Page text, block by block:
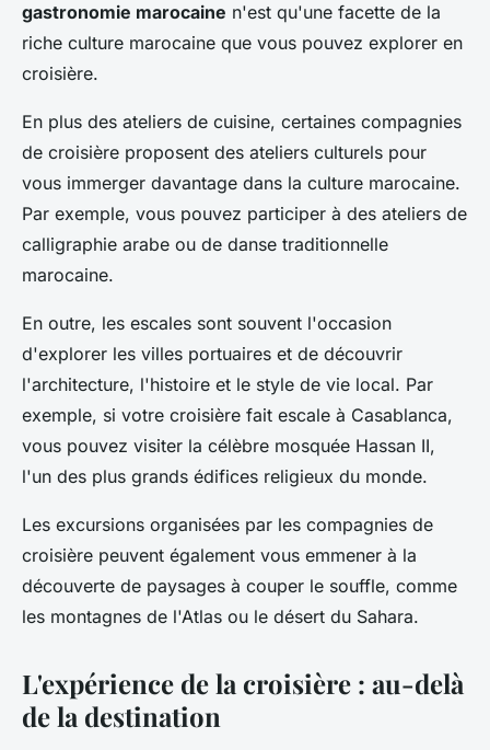
gastronomie marocaine n'est qu'une facette de la
riche culture marocaine que vous pouvez explorer en
croisière.
En plus des ateliers de cuisine, certaines compagnies
de croisière proposent des ateliers culturels pour
vous immerger davantage dans la culture marocaine.
Par exemple, vous pouvez participer à des ateliers de
calligraphie arabe ou de danse traditionnelle
marocaine.
En outre, les escales sont souvent l'occasion
d'explorer les villes portuaires et de découvrir
l'architecture, l'histoire et le style de vie local. Par
exemple, si votre croisière fait escale à Casablanca,
vous pouvez visiter la célèbre mosquée Hassan II,
l'un des plus grands édifices religieux du monde.
Les excursions organisées par les compagnies de
croisière peuvent également vous emmener à la
découverte de paysages à couper le souffle, comme
les montagnes de l'Atlas ou le désert du Sahara.
L'expérience de la croisière : au-delà
de la destination